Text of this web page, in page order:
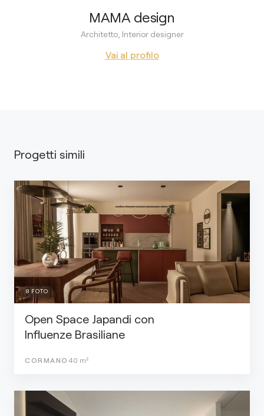
MAMA design
Architetto, Interior designer
Vai al profilo
Progetti simili
8 FOTO
Open Space Japandi con
Influenze Brasiliane
CORMANO 40 m²